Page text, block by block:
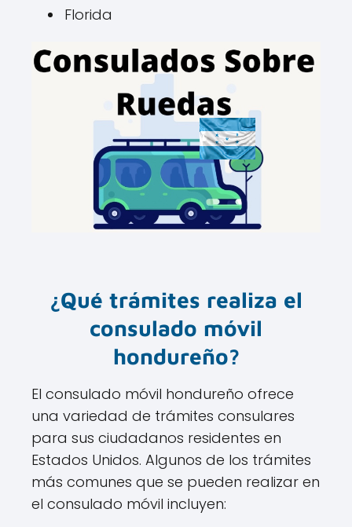
Florida
¿Qué trámites realiza el
consulado móvil
hondureño?
El consulado móvil hondureño ofrece
una variedad de trámites consulares
para sus ciudadanos residentes en
Estados Unidos. Algunos de los trámites
más comunes que se pueden realizar en
el consulado móvil incluyen: